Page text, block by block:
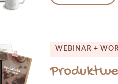
WEBINAR +